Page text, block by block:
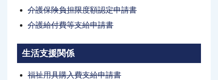
介護保険負担限度額認定申請書
介護給付費等支給申請書
生活支援関係
福祉用具購入費支給申請書